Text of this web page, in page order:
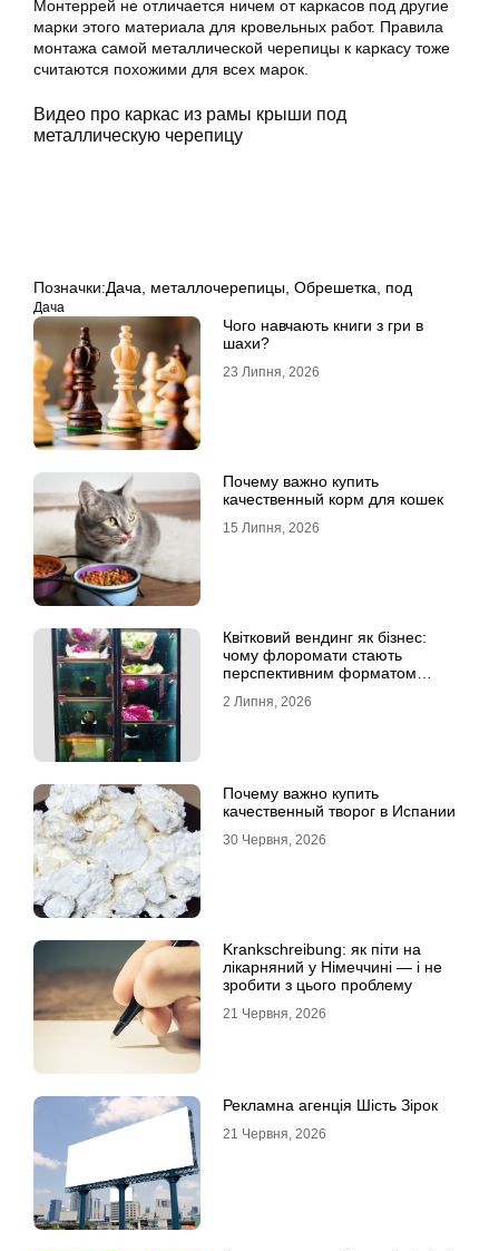
Монтеррей не отличается ничем от каркасов под другие
марки этого материала для кровельных работ. Правила
монтажа самой металлической черепицы к каркасу тоже
считаются похожими для всех марок.
Видео про каркас из рамы крыши под
металлическую черепицу
Позначки:Дача металлочерепицы Обрешетка под
Дача
Чого навчають книги з гри в
шахи?
23 Липня, 2026
Почему важно купить
качественный корм для кошек
15 Липня, 2026
Квітковий вендинг як бізнес:
чому флоромати стають
перспективним форматом
2 Липня, 2026
Почему важно купить
качественный творог в Испании
30 Червня, 2026
Krankschreibung: як піти на
лікарняний у Німеччині — і не
зробити з цього проблему
21 Червня, 2026
Рекламна агенція Шість Зірок
21 Червня, 2026